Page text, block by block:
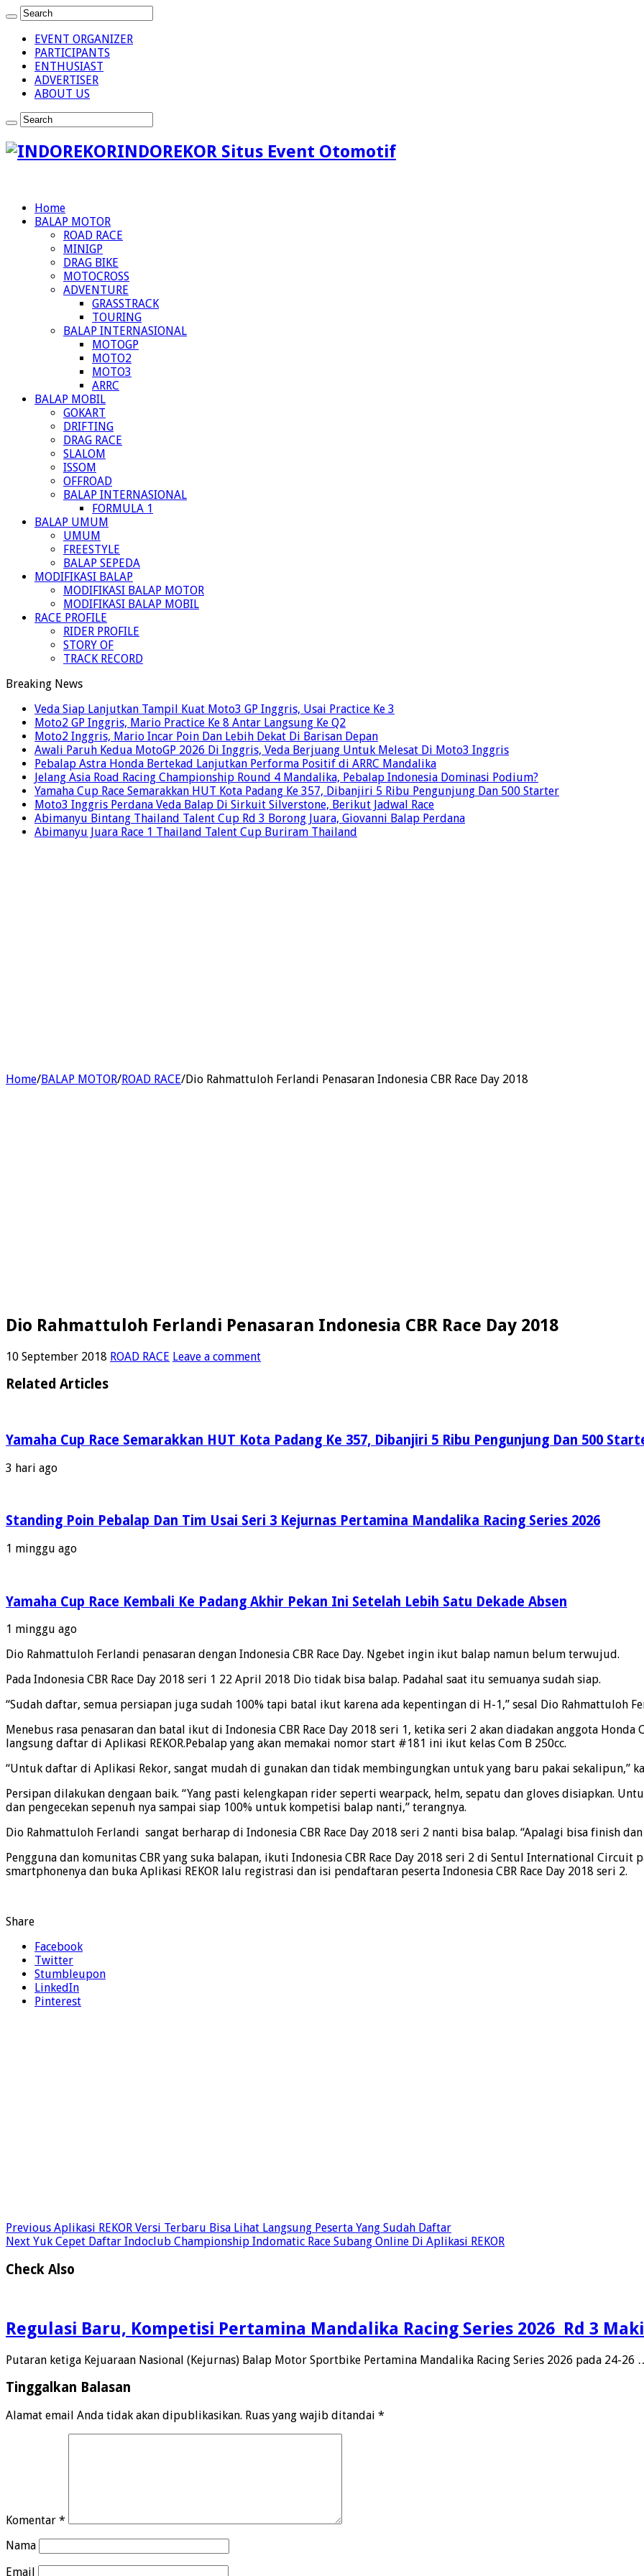
EVENT ORGANIZER
PARTICIPANTS
ENTHUSIAST
ADVERTISER
ABOUT US
INDOREKOR Situs Event Otomotif
Home
BALAP MOTOR
ROAD RACE
MINIGP
DRAG BIKE
MOTOCROSS
ADVENTURE
GRASSTRACK
TOURING
BALAP INTERNASIONAL
MOTOGP
MOTO2
MOTO3
ARRC
BALAP MOBIL
GOKART
DRIFTING
DRAG RACE
SLALOM
ISSOM
OFFROAD
BALAP INTERNASIONAL
FORMULA 1
BALAP UMUM
UMUM
FREESTYLE
BALAP SEPEDA
MODIFIKASI BALAP
MODIFIKASI BALAP MOTOR
MODIFIKASI BALAP MOBIL
RACE PROFILE
RIDER PROFILE
STORY OF
TRACK RECORD
Breaking News
Veda Siap Lanjutkan Tampil Kuat Moto3 GP Inggris, Usai Practice Ke 3
Moto2 GP Inggris, Mario Practice Ke 8 Antar Langsung Ke Q2
Moto2 Inggris, Mario Incar Poin Dan Lebih Dekat Di Barisan Depan
Awali Paruh Kedua MotoGP 2026 Di Inggris, Veda Berjuang Untuk Melesat Di Moto3 Inggris
Pebalap Astra Honda Bertekad Lanjutkan Performa Positif di ARRC Mandalika
Jelang Asia Road Racing Championship Round 4 Mandalika, Pebalap Indonesia Dominasi Podium?
Yamaha Cup Race Semarakkan HUT Kota Padang Ke 357, Dibanjiri 5 Ribu Pengunjung Dan 500 Starter
Moto3 Inggris Perdana Veda Balap Di Sirkuit Silverstone, Berikut Jadwal Race
Abimanyu Bintang Thailand Talent Cup Rd 3 Borong Juara, Giovanni Balap Perdana
Abimanyu Juara Race 1 Thailand Talent Cup Buriram Thailand
Home/BALAP MOTOR/ROAD RACE/Dio Rahmattuloh Ferlandi Penasaran Indonesia CBR Race Day 2018
Dio Rahmattuloh Ferlandi Penasaran Indonesia CBR Race Day 2018
10 September 2018 ROAD RACE Leave a comment
Related Articles
Yamaha Cup Race Semarakkan HUT Kota Padang Ke 357, Dibanjiri 5 Ribu Pengunjung Dan 500
3 hari ago
Standing Poin Pebalap Dan Tim Usai Seri 3 Kejurnas Pertamina Mandalika Racing Series 2026
1 minggu ago
Yamaha Cup Race Kembali Ke Padang Akhir Pekan Ini Setelah Lebih Satu Dekade Absen
1 minggu ago
Dio Rahmattuloh Ferlandi penasaran dengan Indonesia CBR Race Day. Ngebet ingin ikut balap namun belum terwujud.
Pada Indonesia CBR Race Day 2018 seri 1 22 April 2018 Dio tidak bisa balap. Padahal saat itu semuanya sudah siap.
“Sudah daftar, semua persiapan juga sudah 100% tapi batal ikut karena ada kepentingan di H-1,” sesal Dio Rahmattuloh
Menebus rasa penasaran dan batal ikut di Indonesia CBR Race Day 2018 seri 1, ketika seri 2 akan diadakan anggota Honda
langsung daftar di Aplikasi REKOR.Pebalap yang akan memakai nomor start #181 ini ikut kelas Com B 250cc.
“Untuk daftar di Aplikasi Rekor, sangat mudah di gunakan dan tidak membingungkan untuk yang baru pakai sekalipun,”
Persipan dilakukan dengaan baik. “Yang pasti kelengkapan rider seperti wearpack, helm, sepatu dan gloves disiapkan.
dan pengecekan sepenuh nya sampai siap 100% untuk kompetisi balap nanti,” terangnya.
Dio Rahmattuloh Ferlandi sangat berharap di Indonesia CBR Race Day 2018 seri 2 nanti bisa balap. “Apalagi bisa finish
Pengguna dan komunitas CBR yang suka balapan, ikuti Indonesia CBR Race Day 2018 seri 2 di Sentul International Circuit
smartphonenya dan buka Aplikasi REKOR lalu registrasi dan isi pendaftaran peserta Indonesia CBR Race Day 2018 seri 2.
Share
Facebook
Twitter
Stumbleupon
LinkedIn
Pinterest
Previous Aplikasi REKOR Versi Terbaru Bisa Lihat Langsung Peserta Yang Sudah Daftar
Next Yuk Cepet Daftar Indoclub Championship Indomatic Race Subang Online Di Aplikasi REKOR
Check Also
Regulasi Baru, Kompetisi Pertamina Mandalika Racing Series 2026 Rd 3
Putaran ketiga Kejuaraan Nasional (Kejurnas) Balap Motor Sportbike Pertamina Mandalika Racing Series 2026 pada 24-26
Tinggalkan Balasan
Alamat email Anda tidak akan dipublikasikan. Ruas yang wajib ditandai *
Komentar *
Nama
Email